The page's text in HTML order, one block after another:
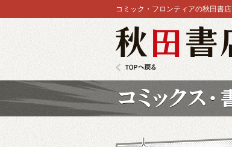
コミック・フロンティアの秋田書店